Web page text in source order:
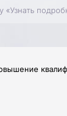
«Узнать